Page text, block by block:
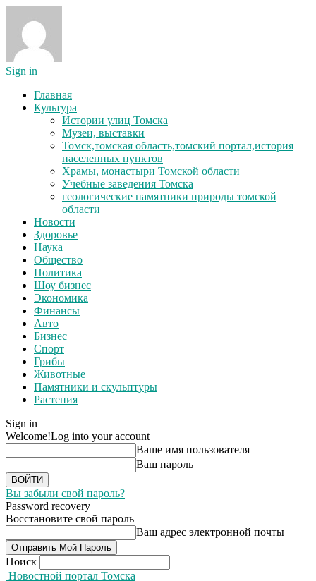
Sign in
Главная
Культура
Истории улиц Томска
Музеи, выставки
Томск,томская область,томский портал,история
населенных пунктов
Храмы, монастыри Томской области
Учебные заведения Томска
геологические памятники природы томской
области
Новости
Здоровье
Наука
Общество
Политика
Шоу бизнес
Экономика
Финансы
Авто
Бизнес
Спорт
Грибы
Животные
Памятники и скульптуры
Растения
Sign in
Welcome!Log into your account
Ваше имя пользователя
Ваш пароль
Вы забыли свой пароль?
Password recovery
Восстановите свой пароль
Ваш адрес электронной почты
Поиск
Новостной портал Томска